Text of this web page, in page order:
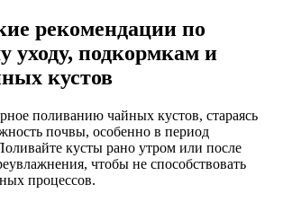
рекомендации по
уходу, подкормкам и
кустов
поливанию чайных кустов, стараясь
почвы, особенно в период
кусты рано утром или после
чтобы не способствовать
процессов.